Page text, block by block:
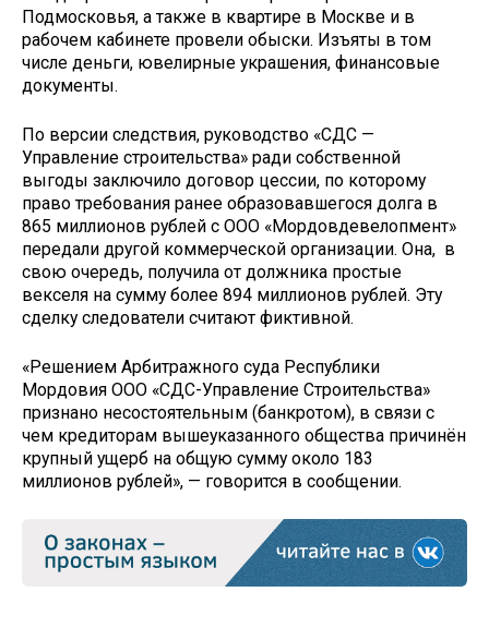
Подмосковья, а также в квартире в Москве и в
рабочем кабинете провели обыски. Изъяты в том
числе деньги, ювелирные украшения, финансовые
документы.
По версии следствия, руководство «СДС —
Управление строительства» ради собственной
выгоды заключило договор цессии, по которому
право требования ранее образовавшегося долга в
865 миллионов рублей с ООО «Мордовдевелопмент»
передали другой коммерческой организации. Она, в
свою очередь, получила от должника простые
векселя на сумму более 894 миллионов рублей. Эту
сделку следователи считают фиктивной.
«Решением Арбитражного суда Республики
Мордовия ООО «СДС-Управление Строительства»
признано несостоятельным (банкротом), в связи с
чем кредиторам вышеуказанного общества причинён
крупный ущерб на общую сумму около 183
миллионов рублей», — говорится в сообщении.